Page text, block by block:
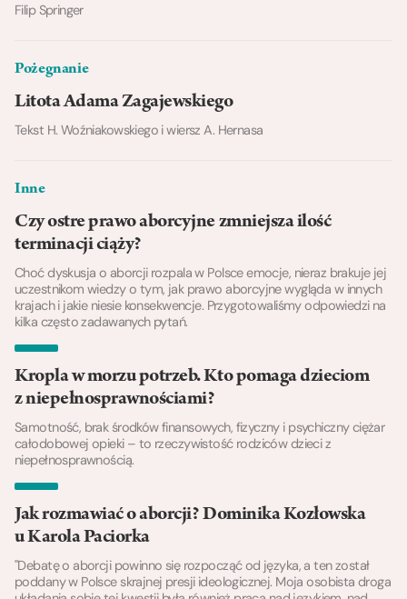
Filip Springer
Pożegnanie
Litota Adama Zagajewskiego
Tekst H. Woźniakowskiego i wiersz A. Hernasa
Inne
Czy ostre prawo aborcyjne zmniejsza ilość
terminacji ciąży?
Choć dyskusja o aborcji rozpala w Polsce emocje, nieraz brakuje jej
uczestnikom wiedzy o tym, jak prawo aborcyjne wygląda w innych
krajach i jakie niesie konsekwencje. Przygotowaliśmy odpowiedzi na
kilka często zadawanych pytań.
Kropla w morzu potrzeb. Kto pomaga dzieciom
z niepełnosprawnościami?
Samotność, brak środków finansowych, fizyczny i psychiczny ciężar
całodobowej opieki – to rzeczywistość rodziców dzieci z
niepełnosprawnością.
Jak rozmawiać o aborcji? Dominika Kozłowska
u Karola Paciorka
"Debatę o aborcji powinno się rozpocząć od języka, a ten został
poddany w Polsce skrajnej presji ideologicznej. Moja osobista droga